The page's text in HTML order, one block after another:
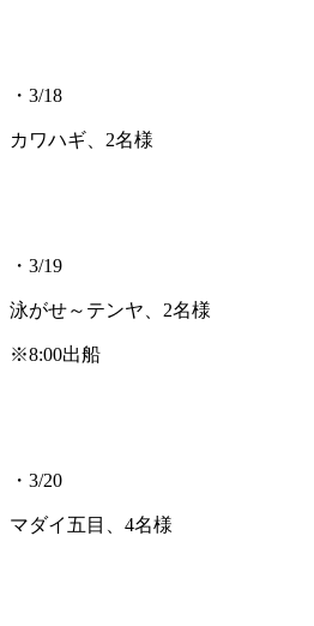
・3/18
カワハギ、2名様
・3/19
泳がせ～テンヤ、2名様
※8:00出船
・3/20
マダイ五目、4名様